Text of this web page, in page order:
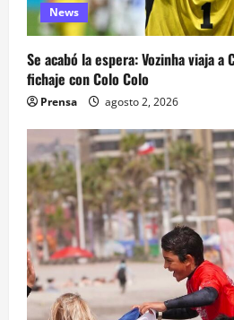
News
Se acabó la espera: Vozinha viaja a
fichaje con Colo Colo
Prensa agosto 2, 2026